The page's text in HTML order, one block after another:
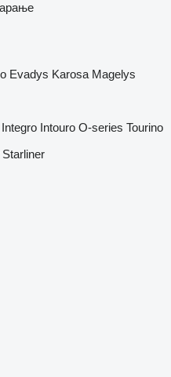
Evadys Karosa Magelys
Integro Intouro O-series Tourino
Starliner